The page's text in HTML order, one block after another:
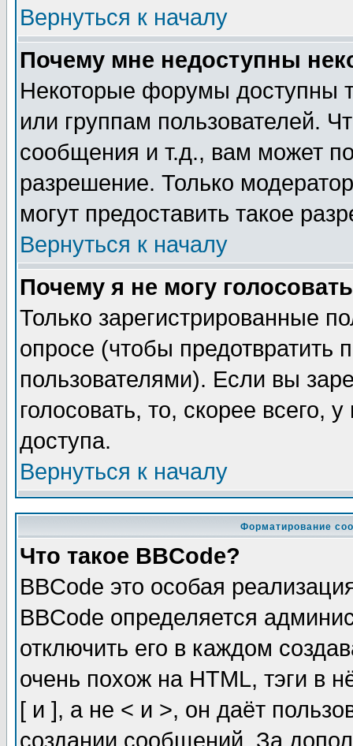
Вернуться к началу
Почему мне недоступны
Некоторые форумы доступны
или группам пользователей.
сообщения и т.д., вам может
разрешение. Только
могут предоставить такое
Вернуться к началу
Почему я не могу
Только зарегистрированные
опросе (чтобы предотвратить
пользователями). Если вы
голосовать, то, скорее всего,
доступа.
Вернуться к началу
Форматирование
Что такое BBCode?
BBCode это особая
BBCode определяется
отключить его в каждом
очень похож на HTML, тэги в
[ и ], а не < и >, он даёт
создании сообщений. За